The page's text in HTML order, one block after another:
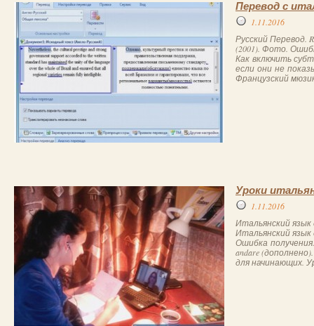
Перевод с
1.11.2016
Русский Перевод.
(2001). Фото.
Как включить
если они не
Французский
Уроки
1.11.2016
Итальянский язык
Итальянский
Ошибка
andare
для начинающих.